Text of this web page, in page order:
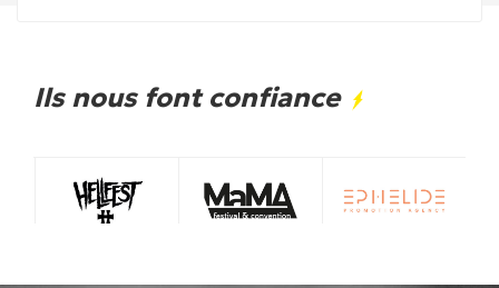
Ils nous font confiance